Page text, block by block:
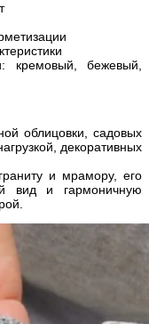
кремовый, бежевый,
облицовки, садовых
декоративных
и мрамору, его
вид и гармоничную